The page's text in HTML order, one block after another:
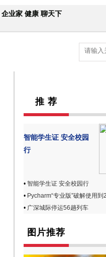
企业家 健康 聊天下
推 荐
智能学生证 安全校园
行
• 智能学生证 安全校园行
• Pycharm“专业版”破解使用到2100年(
• 广深城际停运56趟列车
图片推荐